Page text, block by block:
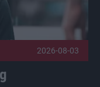
2026-08-03